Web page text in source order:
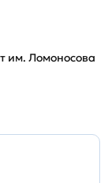
им. Ломоносова